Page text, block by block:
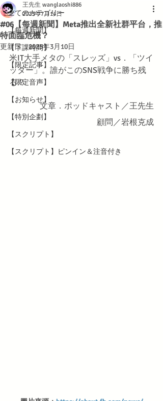
全てのカテゴリー
【每週新聞】
【下課時間】
【限定記事】
【限定音声】
【お知らせ】
【特別企劃】
【スクリプト】
【スクリプト】ピンイン＆注音付き
#06【每週新聞】Meta推出全新社群平台，推
特面臨危機？
王先生 wanglaoshi886
2023年7月14日
更新日：2025年3月10日
米IT大手メタの「スレッズ」vs．「ツイ
ッター」。誰がこのSNS戦争に勝ち残
る？
文章．ポッドキャスト／王先生
顧問／岩根克成